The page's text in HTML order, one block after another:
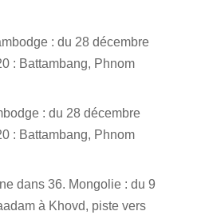
: du 28 décembre
: Battambang, Phnom
: du 28 décembre
: Battambang, Phnom
dans 36. Mongolie : du 9
à Khovd, piste vers